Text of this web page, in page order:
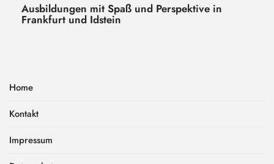
Ausbildungen mit Spaß und Perspektive in
Frankfurt und Idstein
Home
Kontakt
Impressum